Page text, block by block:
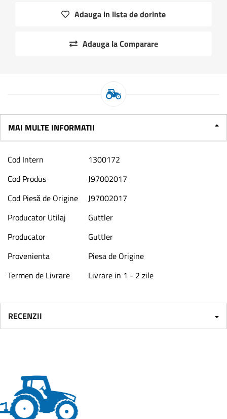
Adauga in lista de dorinte
Adauga la Comparare
MAI MULTE INFORMATII
Mai
multe
informatii
Cod Intern
1300172
Cod Produs
J97002017
Cod Piesă de Origine
J97002017
Producator Utilaj
Guttler
Producator
Guttler
Provenienta
Piesa de Origine
Termen de Livrare
Livrare in 1 - 2 zile
RECENZII